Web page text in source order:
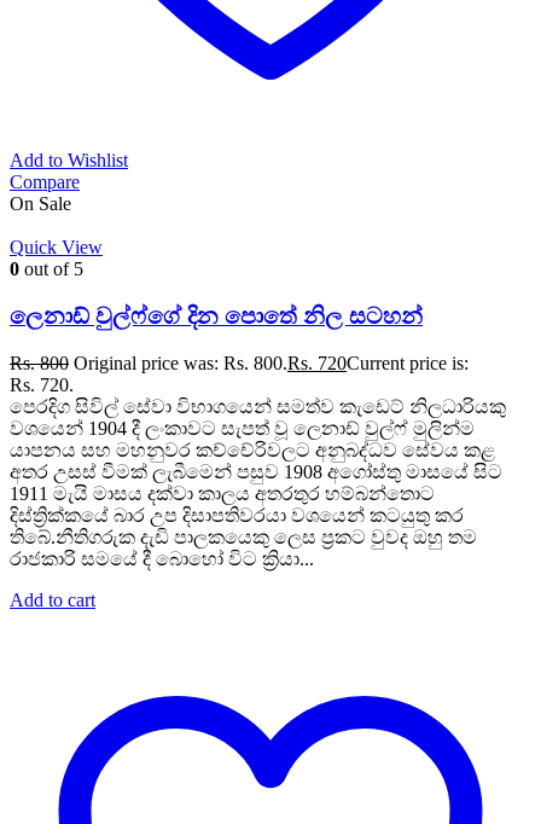
Add to Wishlist
Compare
On Sale
Quick View
0 out of 5
ලෙනාඩ් වුල්ෆ්ගේ දින පොතේ නිල සටහන්
Rs.800 Original price was: Rs. 800.Rs. 720Current price is:
Rs. 720.
පෙරදිග සිවිල් සේවා විභාගයෙන් සමත්ව කැඩෙට් නිලධාරියකු
වශයෙන් 1904 දී ලංකාවට සැපත් වූ ලෙනාඩ් වුල්ෆ් මුලින්ම
යාපනය සහ මහනුවර කච්චේරිවලට අනුබද්ධව සේවය කළ
අතර උසස් වීමක් ලැබීමෙන් පසුව 1908 අගෝස්තු මාසයේ සිට
1911 මැයි මාසය දක්වා කාලය අතරතුර හම්බන්තොට
දිස්ත්‍රික්කයේ බාර උප දිසාපතිවරයා වශයෙන් කටයුතු කර
තිබේ.නීතිගරුක දැඩි පාලකයෙකු ලෙස ප්‍රකට වුවද ඔහු තම
රාජකාරි සමයේ දී බොහෝ විට ක්‍රියා...
Add to cart